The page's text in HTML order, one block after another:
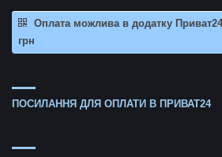
Оплата можлива в додатку
грн
ПОСИЛАННЯ ДЛЯ ОПЛАТИ В ПРИВАТ24